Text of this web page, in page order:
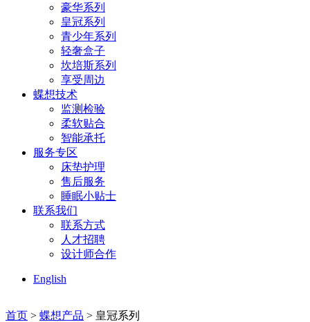
豪华系列
皇冠系列
青少年系列
轻奢盒子
坎培斯系列
享受周边
蝶想技术
监测检验
柔软贴合
智能承托
服务专区
床垫护理
售后服务
睡眠小贴士
联系我们
联系方式
人才招聘
设计师合作
English
首页 > 蝶想产品 > 皇冠系列